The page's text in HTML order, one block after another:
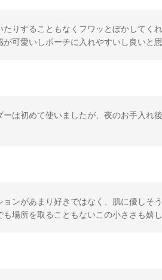
りすることもなくフワッとぼかしてくれ
が可愛いしポーチに入れやすいし良いと思
ーは初めて使いましたが、夜のお手入れ
ョンがあまり好きではなく、肌に優しそ
場所を取ることもないこの小ささも嬉し